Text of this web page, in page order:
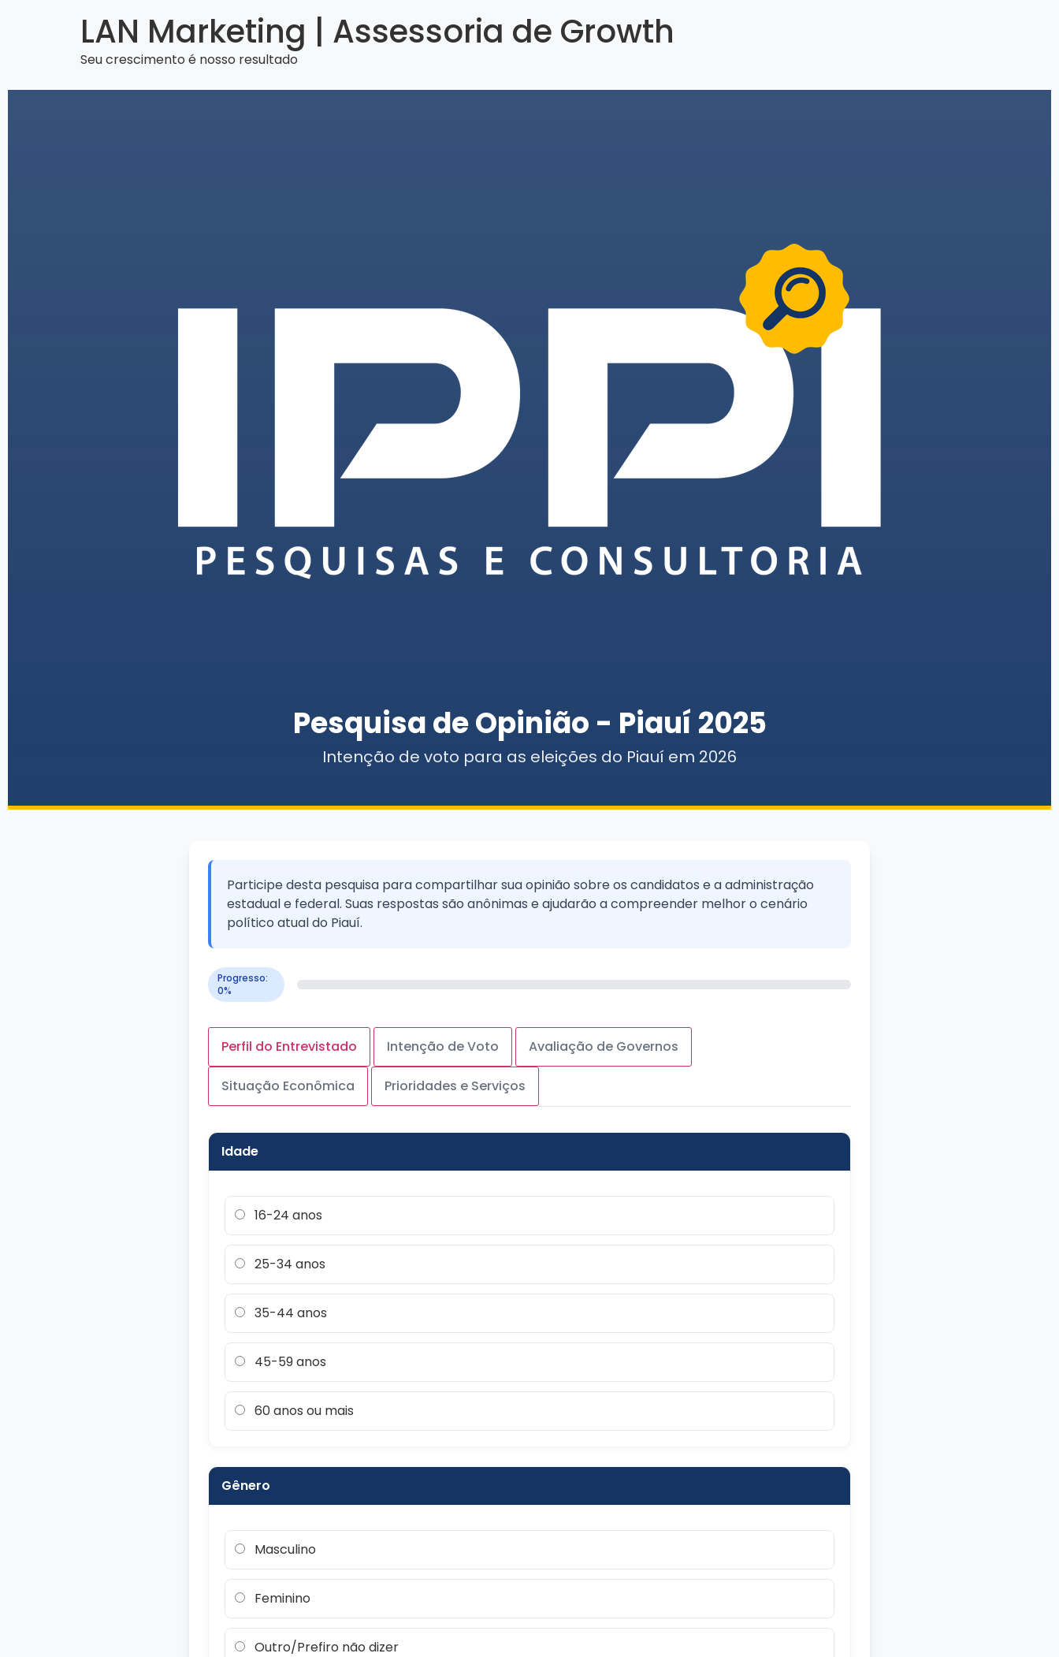
LAN Marketing | Assessoria de Growth
Seu crescimento é nosso resultado
Pesquisa de Opinião - Piauí 2025
Intenção de voto para as eleições do Piauí em 2026
Participe desta pesquisa para compartilhar sua opinião sobre os candidatos e a administração
estadual e federal. Suas respostas são anônimas e ajudarão a compreender melhor o cenário
político atual do Piauí.
Progresso:
0%
Perfil do Entrevistado Intenção de Voto Avaliação de Governos
Situação Econômica Prioridades e Serviços
Idade
16-24 anos
25-34 anos
35-44 anos
45-59 anos
60 anos ou mais
Gênero
Masculino
Feminino
Outro/Prefiro não dizer